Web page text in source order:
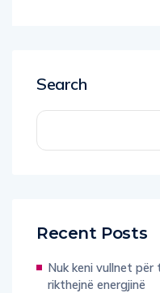
Search
Recent Posts
Nuk keni vullnet
rikthejnë energjinë